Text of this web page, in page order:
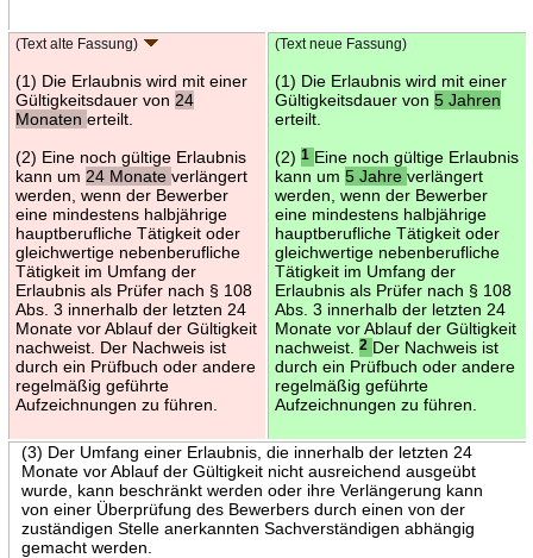
(Text alte Fassung)
(1) Die Erlaubnis wird mit einer
Gültigkeitsdauer von 24
Monaten erteilt.
(2) Eine noch gültige Erlaubnis
kann um 24 Monate verlängert
werden, wenn der Bewerber
eine mindestens halbjährige
hauptberufliche Tätigkeit oder
gleichwertige nebenberufliche
Tätigkeit im Umfang der
Erlaubnis als Prüfer nach § 108
Abs. 3 innerhalb der letzten 24
Monate vor Ablauf der Gültigkeit
nachweist. Der Nachweis ist
durch ein Prüfbuch oder andere
regelmäßig geführte
Aufzeichnungen zu führen.
(Text neue Fassung)
(1) Die Erlaubnis wird mit einer
Gültigkeitsdauer von 5 Jahren
erteilt.
(2) 1 Eine noch gültige Erlaubnis
kann um 5 Jahre verlängert
werden, wenn der Bewerber
eine mindestens halbjährige
hauptberufliche Tätigkeit oder
gleichwertige nebenberufliche
Tätigkeit im Umfang der
Erlaubnis als Prüfer nach § 108
Abs. 3 innerhalb der letzten 24
Monate vor Ablauf der Gültigkeit
nachweist.
2 Der Nachweis ist
durch ein Prüfbuch oder andere
regelmäßig geführte
Aufzeichnungen zu führen.
(3) Der Umfang einer Erlaubnis, die innerhalb der letzten 24
Monate vor Ablauf der Gültigkeit nicht ausreichend ausgeübt
wurde, kann beschränkt werden oder ihre Verlängerung kann
von einer Überprüfung des Bewerbers durch einen von der
zuständigen Stelle anerkannten Sachverständigen abhängig
gemacht werden.